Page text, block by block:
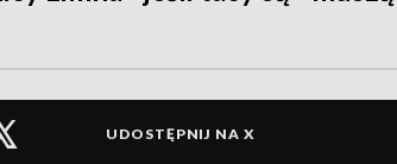
UDOSTĘPNIJ NA X